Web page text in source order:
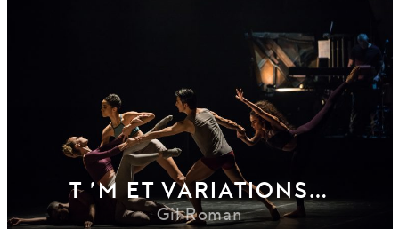
T ’M ET VARIATIONS…
Gil Roman